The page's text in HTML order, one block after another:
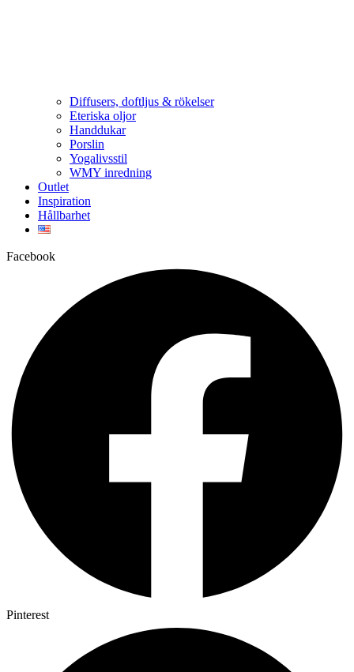
Diffusers, doftljus & rökelser
Eteriska oljor
Handdukar
Porslin
Yogalivsstil
WMY inredning
Outlet
Inspiration
Hållbarhet
Facebook
Pinterest